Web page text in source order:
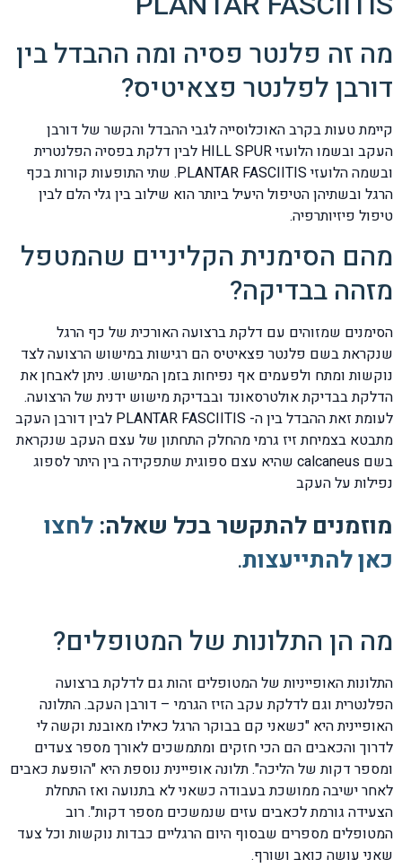
מה זה פלנטר פסיה ומה ההבדל בין
דורבן לפלנטר פצאיטיס?
קיימת טעות בקרב האוכלוסייה לגבי ההבדל והקשר של דורבן
העקב ובשמו הלועזי HILL SPUR לבין דלקת בפסיה הפלנטרית
ובשמה הלועזי PLANTAR FASCIITIS. שתי התופעות קורות בכף
הרגל ובשתיהן הטיפול היעיל ביותר הוא שילוב בין גלי הלם לבין
טיפול פיזיותרפיה.
מהם הסימנית הקליניים שהמטפל
מזהה בבדיקה?
הסימנים שמזוהים עם דלקת ברצועה האורכית של כף הרגל
שנקראת בשם פלנטר פצאיטיס הם רגישות במישוש הרצועה לצד
נוקשות ומתח ולפעמים אף נפיחות בזמן המישוש. ניתן לאבחן את
הדלקת בבדיקת אולטרסאונד ובבדיקת מישוש ידנית של הרצועה.
לעומת זאת ההבדל בין ה- PLANTAR FASCIITIS לבין דורבן העקב
מתבטא בצמיחת זיז גרמי מהחלק התחתון של עצם העקב שנקראת
בשם calcaneus שהיא עצם ספוגית שתפקידה בין היתר לספוג
נפילות על העקב
מוזמנים להתקשר בכל שאלה: לחצו
כאן להתייעצות.
מה הן התלונות של המטופלים?
התלונות האופייניות של המטופלים זהות גם לדלקת ברצועה
הפלנטרית וגם לדלקת עקב הזיז הגרמי – דורבן העקב. התלונה
האופיינית היא "כשאני קם בבוקר הרגל כאילו מאובנת וקשה לי
לדרוך והכאבים הם הכי חזקים ומתמשכים לאורך מספר צעדים
ומספר דקות של הליכה". תלונה אופיינית נוספת היא "הופעת כאבים
לאחר ישיבה ממושכת בעבודה כשאני לא בתנועה ואז התחלת
הצעידה גורמת לכאבים עזים שנמשכים מספר דקות". רוב
המטופלים מספרים שבסוף היום הרגליים כבדות נוקשות וכל צעד
שאני עושה כואב ושורף.